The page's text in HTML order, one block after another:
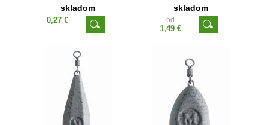
skladom
0,27 €
skladom
od
1,49 €